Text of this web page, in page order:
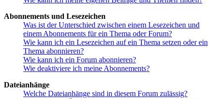
Abonnements und Lesezeichen
Was ist der Unterschied zwischen einem Lesezeichen und
einem Abonnements für ein Thema oder Forum?
Wie kann ich ein Lesezeichen auf ein Thema setzen oder ein
Thema abonnieren?
Wie kann ich ein Forum abonnieren?
Wie deaktiviere ich meine Abonnements?
Dateianhänge
Welche Dateianhänge sind in diesem Forum zulässig?